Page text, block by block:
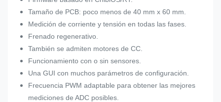
Tamaño de PCB: poco menos de 40 mm x 60 mm.
Medición de corriente y tensión en todas las fases.
Frenado regenerativo.
También se admiten motores de CC.
Funcionamiento con o sin sensores.
Una GUI con muchos parámetros de configuración.
Frecuencia PWM adaptable para obtener las mejores
mediciones de ADC posibles.